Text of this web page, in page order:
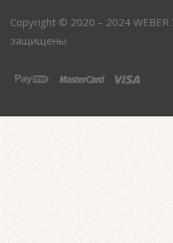
Copyright © 2020 – 2024 WEBER
защищены